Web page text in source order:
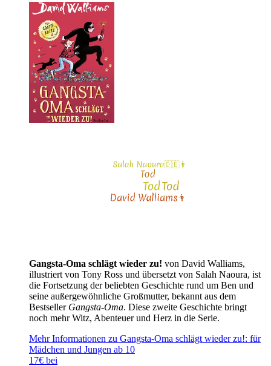
Gangsta-Oma schlägt wieder zu! von David Walliams,
illustriert von Tony Ross und übersetzt von Salah Naoura, ist
die Fortsetzung der beliebten Geschichte rund um Ben und
seine außergewöhnliche Großmutter, bekannt aus dem
Bestseller Gangsta-Oma. Diese zweite Geschichte bringt
noch mehr Witz, Abenteuer und Herz in die Serie.
Mehr Informationen zu Gangsta-Oma schlägt wieder zu!: für
Mädchen und Jungen ab 10
17€ bei